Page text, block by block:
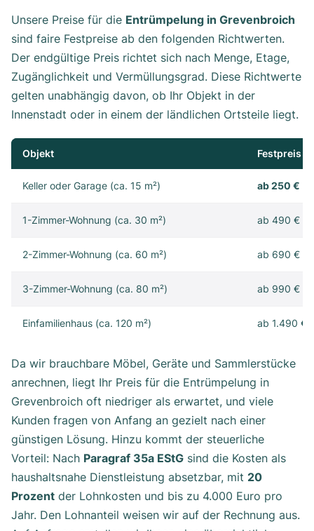
Unsere Preise für die Entrümpelung in Grevenbroich
sind faire Festpreise ab den folgenden Richtwerten.
Der endgültige Preis richtet sich nach Menge, Etage,
Zugänglichkeit und Vermüllungsgrad. Diese Richtwerte
gelten unabhängig davon, ob Ihr Objekt in der
Innenstadt oder in einem der ländlichen Ortsteile liegt.
Objekt Festpreis
Keller oder Garage (ca. 15 m²) ab 250 €
1-Zimmer-Wohnung (ca. 30 m²) ab 490 €
2-Zimmer-Wohnung (ca. 60 m²) ab 690 €
3-Zimmer-Wohnung (ca. 80 m²) ab 990 €
Einfamilienhaus (ca. 120 m²) ab 1.490 €
Da wir brauchbare Möbel, Geräte und Sammlerstücke
anrechnen, liegt Ihr Preis für die Entrümpelung in
Grevenbroich oft niedriger als erwartet, und viele
Kunden fragen von Anfang an gezielt nach einer
günstigen Lösung. Hinzu kommt der steuerliche
Vorteil: Nach Paragraf 35a EStG sind die Kosten als
haushaltsnahe Dienstleistung absetzbar, mit 20
Prozent der Lohnkosten und bis zu 4.000 Euro pro
Jahr. Den Lohnanteil weisen wir auf der Rechnung aus.